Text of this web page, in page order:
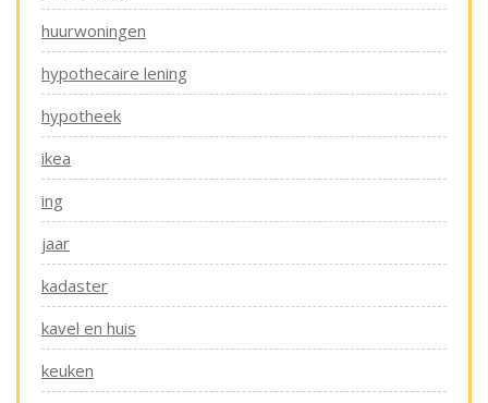
huurwoningen
hypothecaire lening
hypotheek
ikea
ing
jaar
kadaster
kavel en huis
keuken